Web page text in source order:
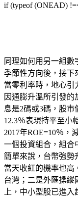
if (typeof (ONEAD)
同理如何用另一組數
季節性方向後，接下
當零利率時，地心引
因通膨升溫所引發
息是2碼或3碼，股市
12.3％表現持平至小
2017年ROE=10％，
一個投資組合，組合
簡單來說，台幣強勢
當天收紅的機率也高
台灣；二是外匯操縱
上，中小型股已進